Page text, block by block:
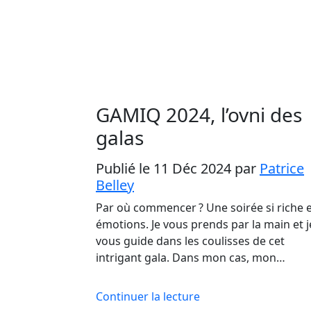
GAMIQ 2024, l’ovni des
galas
Publié le 11 Déc 2024 par Patrice
Belley
Par où commencer ? Une soirée si riche
émotions. Je vous prends par la main et
vous guide dans les coulisses de cet
intrigant gala. Dans mon cas, mon…
Continuer la lecture